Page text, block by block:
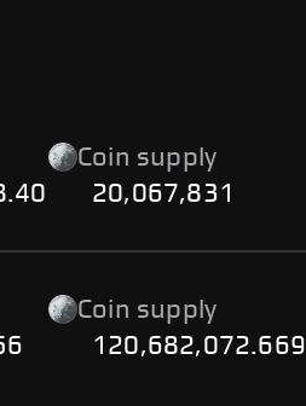
Coin supply
20,067,831
Coin supply
120,682,072.669